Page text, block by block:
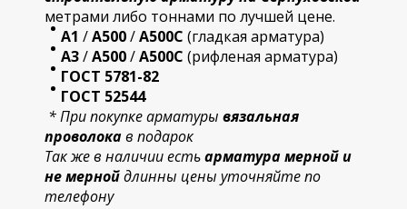
метрами либо тоннами по лучшей цене.
А1 /А500/А500С (гладкая арматура)
А3/А500/А500С (рифленая арматура)
ГОСТ 5781-82
ГОСТ 52544
* При покупке арматуры вязальная
проволокав подарок
Так же в наличии естьарматура мерной и
не мернойдлинны цены уточняйте по
телефону